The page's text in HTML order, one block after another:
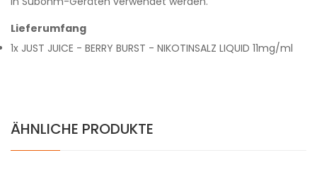
Lieferumfang
1x JUST JUICE - BERRY BURST - NIKOTINSALZ LIQUID 11mg/ml
ÄHNLICHE PRODUKTE